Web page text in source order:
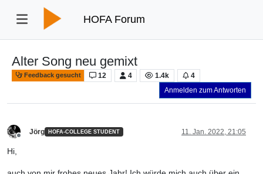
HOFA Forum
Alter Song neu gemixt
Feedback gesucht 12 4 1.4k
4
Anmelden zum Antworten
Jörg HOFA-COLLEGE STUDENT 11. Jan. 2022, 21:05
Hi,